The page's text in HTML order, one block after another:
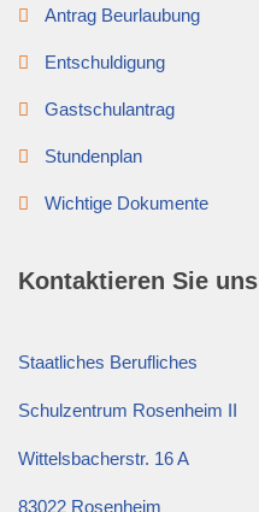
Antrag Beurlaubung
Entschuldigung
Gastschulantrag
Stundenplan
Wichtige Dokumente
Kontaktieren Sie uns
Staatliches Berufliches
Schulzentrum Rosenheim II
Wittelsbacherstr. 16 A
83022 Rosenheim